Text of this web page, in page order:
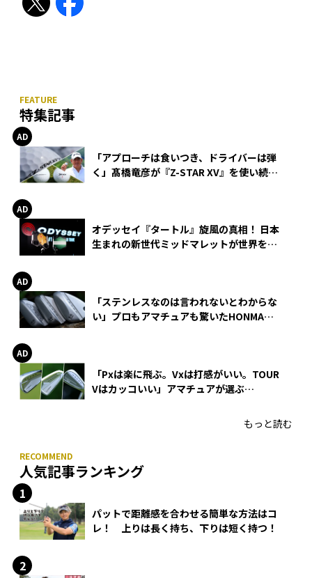
特集記事
「アプローチは食いつき、ドライバーは弾
く」髙橋竜彦が『Z-STAR XV』を使い続け
オデッセイ『タートル』旋風の真相！ 日本
生まれの新世代ミッドマレットが世界を席
「ステンレスなのは言われないとわからな
い」プロもアマチュアも驚いたHONMA
「Pxは楽に飛ぶ。Vxは打感がいい。TOUR
Vはカッコいい」アマチュアが選ぶ
もっと読む
人気記事ランキング
パットで距離感を合わせる簡単な方法はコ
レ！ 上りは長く持ち、下りは短く持つ！